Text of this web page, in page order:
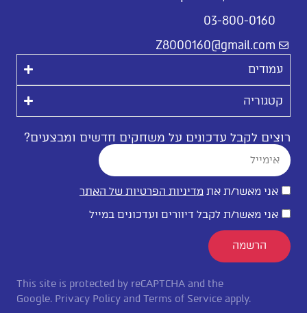
03-800-0160
Z8000160@gmail.com
עמודים
קטגוריה
רוצים לקבל עדכונים על משחקים חדשים ומבצעים?
אני מאשר/ת את מדיניות הפרטיות של האתר
אני מאשר/ת לקבל דיוורים ועדכונים במייל
הרשמה
This site is protected by reCAPTCHA and the
Google. Privacy Policy and Terms of Service apply.